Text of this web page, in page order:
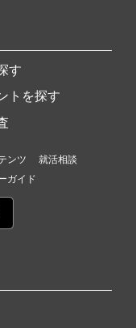
す
トを探す
ンツ
就活相談
ガイド